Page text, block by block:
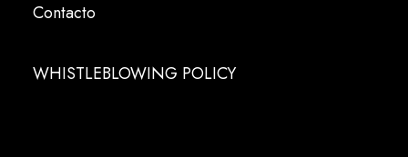
Contacto
WHISTLEBLOWING POLICY